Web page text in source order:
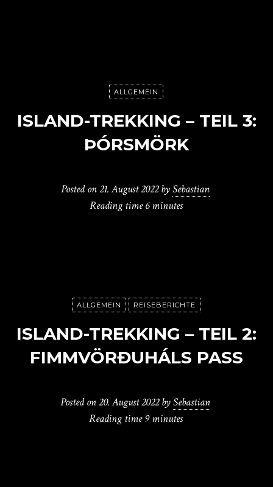
ALLGEMEIN
ISLAND-TREKKING – TEIL 3:
ÞÓRSMÖRK
Posted on21. August 2022 bySebastian
Reading time6 minutes
ALLGEMEIN REISEBERICHTE
ISLAND-TREKKING – TEIL 2:
FIMMVÖRÐUHÁLS PASS
Posted on20. August 2022 bySebastian
Reading time9 minutes